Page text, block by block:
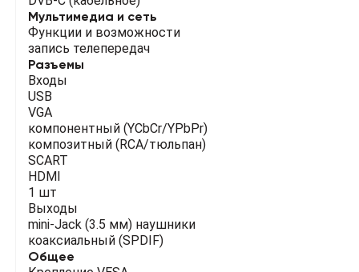
Мультимедиа и сеть
Функции и возможности
запись телепередач
Разъемы
Входы
USB
VGA
компонентный (YCbCr/YPbPr)
композитный (RCA/тюльпан)
SCART
HDMI
1 шт
Выходы
mini-Jack (3.5 мм) наушники
коаксиальный (SPDIF)
Общее